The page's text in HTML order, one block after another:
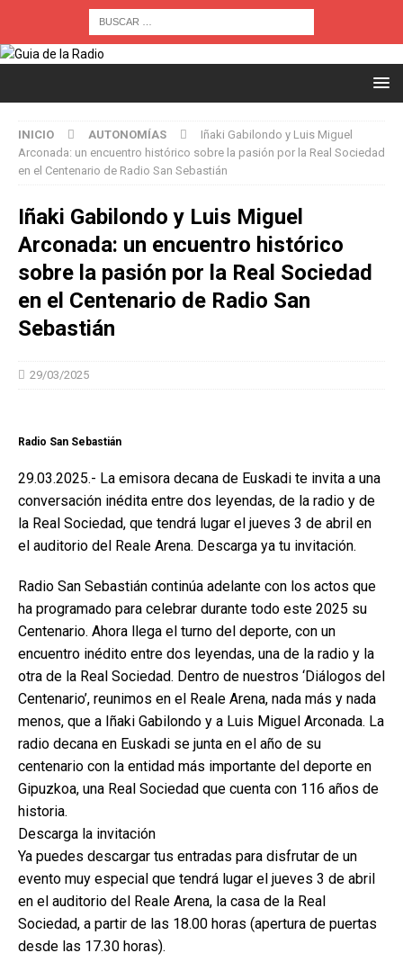
INICIO AUTONOMÍAS
Iñaki Gabilondo y Luis Miguel
Arconada: un encuentro histórico sobre la pasión por la Real Sociedad
en el Centenario de Radio San Sebastián
Iñaki Gabilondo y Luis Miguel
Arconada: un encuentro histórico
sobre la pasión por la Real Sociedad
en el Centenario de Radio San
Sebastián
29/03/2025
Radio San Sebastián
29.03.2025.- La emisora decana de Euskadi te invita a una
conversación inédita entre dos leyendas, de la radio y de
la Real Sociedad, que tendrá lugar el jueves 3 de abril en
el auditorio del Reale Arena. Descarga ya tu invitación.
Radio San Sebastián continúa adelante con los actos que
ha programado para celebrar durante todo este 2025 su
Centenario. Ahora llega el turno del deporte, con un
encuentro inédito entre dos leyendas, una de la radio y la
otra de la Real Sociedad. Dentro de nuestros ‘Diálogos del
Centenario’, reunimos en el Reale Arena, nada más y nada
menos, que a Iñaki Gabilondo y a Luis Miguel Arconada. La
radio decana en Euskadi se junta en el año de su
centenario con la entidad más importante del deporte en
Gipuzkoa, una Real Sociedad que cuenta con 116 años de
historia.
Descarga la invitación
Ya puedes descargar tus entradas para disfrutar de un
evento muy especial que tendrá lugar el jueves 3 de abril
en el auditorio del Reale Arena, la casa de la Real
Sociedad, a partir de las 18.00 horas (apertura de puertas
desde las 17.30 horas).